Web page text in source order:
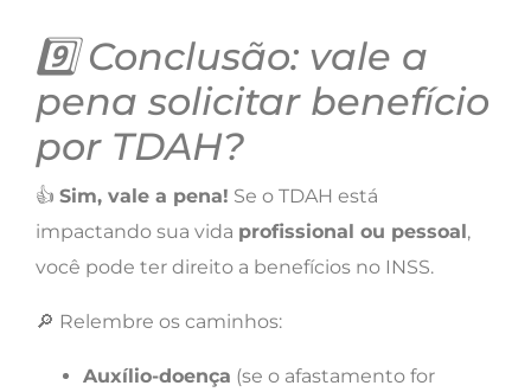
9️⃣ Conclusão: vale a
pena solicitar benefício
por TDAH?
👍 Sim, vale a pena! Se o TDAH está
impactando sua vida profissional ou pessoal,
você pode ter direito a benefícios no INSS.
🔎 Relembre os caminhos:
Auxílio-doença (se o afastamento for